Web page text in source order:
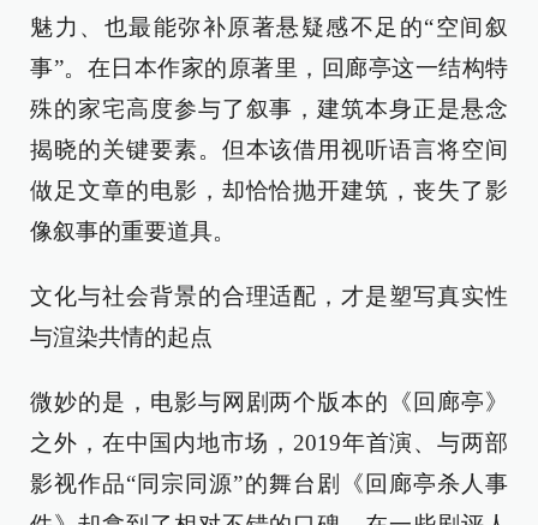
魅力、也最能弥补原著悬疑感不足的“空间叙
事”。在日本作家的原著里，回廊亭这一结构特
殊的家宅高度参与了叙事，建筑本身正是悬念
揭晓的关键要素。但本该借用视听语言将空间
做足文章的电影，却恰恰抛开建筑，丧失了影
像叙事的重要道具。
文化与社会背景的合理适配，才是塑写真实性
与渲染共情的起点
微妙的是，电影与网剧两个版本的《回廊亭》
之外，在中国内地市场，2019年首演、与两部
影视作品“同宗同源”的舞台剧《回廊亭杀人事